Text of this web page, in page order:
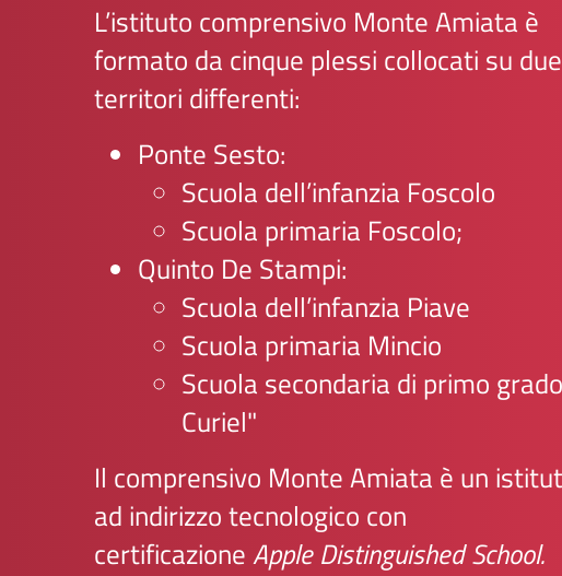
L’istituto comprensivo Monte Amiata è
formato da cinque plessi collocati su due
territori differenti:
Ponte Sesto:
Scuola dell’infanzia Foscolo
Scuola primaria Foscolo;
Quinto De Stampi:
Scuola dell’infanzia Piave
Scuola primaria Mincio
Scuola secondaria di primo
Curiel"
Il comprensivo Monte Amiata è un
ad indirizzo tecnologico con
certificazioneApple Distinguished School.